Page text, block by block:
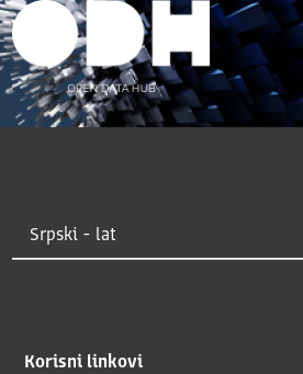
Korisni linkovi